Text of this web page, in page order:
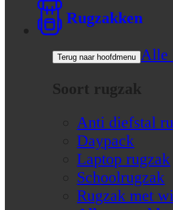
Rugzakken
Terug naar hoofdmenu Alle
Soort rugzak
Anti diefstal
Daypack
Laptop rugzak
Schoolrugzak
Rugzak met